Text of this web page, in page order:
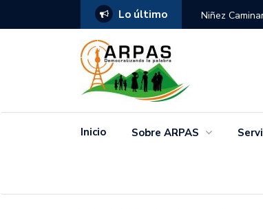
Lo último Niñez
Inicio Sobre ARPAS